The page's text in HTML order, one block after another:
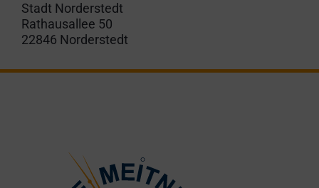
Stadt Norderstedt
Rathausallee 50
22846 Norderstedt